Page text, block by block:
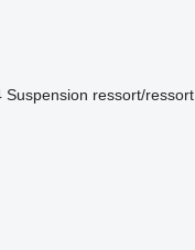
Suspension ressort/ressort